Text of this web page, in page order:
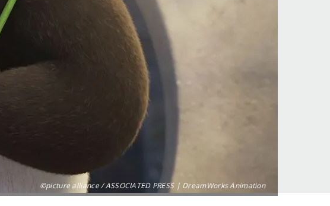
©picture alliance / ASSOCIATED PRESS | DreamWorks Animation